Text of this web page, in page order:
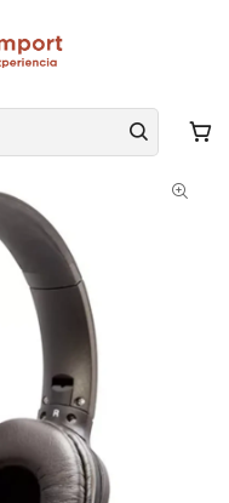
Micrófono Bt-207 Vc Color